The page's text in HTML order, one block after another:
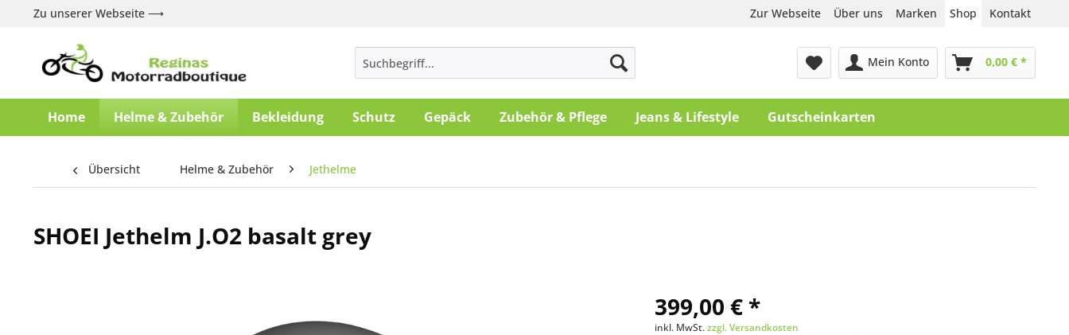
Zu unserer Webseite ⟶ Zur Webseite Über uns Marken Shop Kontakt
Mein Konto 0,00 € *
Home Helme & Zubehör Bekleidung Schutz Gepäck Zubehör & Pflege Jeans & Lifestyle Gutscheinkarten
Übersicht Helme & Zubehör Jethelme
SHOEI Jethelm J.O2 basalt grey
399,00 € *
inkl. MwSt.zzgl. Versandkosten